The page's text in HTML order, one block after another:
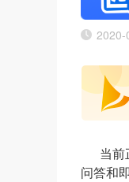
当前
问答和